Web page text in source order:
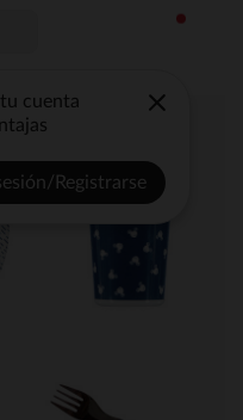
cuenta
Registrarse